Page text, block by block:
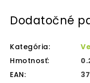
Dodatočné
Kategória:
Hmotnosť:
EAN: